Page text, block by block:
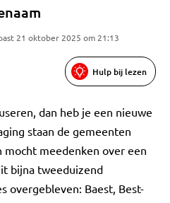
21 oktober 2025 om 21:13
Hulp bij lezen
dan heb je een nieuwe
staan de gemeenten
mocht meedenken over een
bijna tweeduizend
overgebleven: Baest, Best-